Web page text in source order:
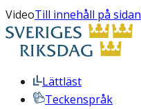
VideoTill innehåll på sidan
Lättläst
Teckenspråk